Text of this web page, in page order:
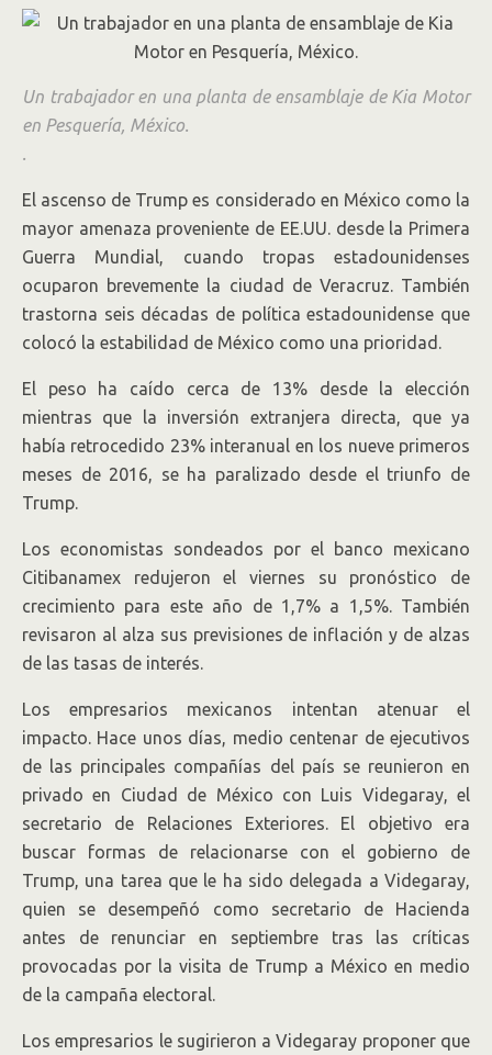
Un trabajador en una planta de ensamblaje de Kia Motor
en Pesquería, México.
.
El ascenso de Trump es considerado en México como la
mayor amenaza proveniente de EE.UU. desde la Primera
Guerra Mundial, cuando tropas estadounidenses
ocuparon brevemente la ciudad de Veracruz. También
trastorna seis décadas de política estadounidense que
colocó la estabilidad de México como una prioridad.
El peso ha caído cerca de 13% desde la elección
mientras que la inversión extranjera directa, que ya
había retrocedido 23% interanual en los nueve primeros
meses de 2016, se ha paralizado desde el triunfo de
Trump.
Los economistas sondeados por el banco mexicano
Citibanamex redujeron el viernes su pronóstico de
crecimiento para este año de 1,7% a 1,5%. También
revisaron al alza sus previsiones de inflación y de alzas
de las tasas de interés.
Los empresarios mexicanos intentan atenuar el
impacto. Hace unos días, medio centenar de ejecutivos
de las principales compañías del país se reunieron en
privado en Ciudad de México con Luis Videgaray, el
secretario de Relaciones Exteriores. El objetivo era
buscar formas de relacionarse con el gobierno de
Trump, una tarea que le ha sido delegada a Videgaray,
quien se desempeñó como secretario de Hacienda
antes de renunciar en septiembre tras las críticas
provocadas por la visita de Trump a México en medio
de la campaña electoral.
Los empresarios le sugirieron a Videgaray proponer que